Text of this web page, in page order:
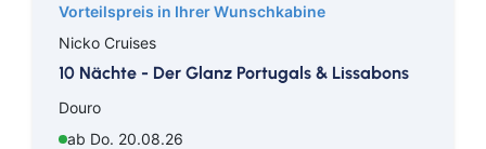
Hawaii
Kanaren
Karibik
HURTIGRUTEN
HX Expeditions
Mein Schiff - TUI Cruises
Vorteilspreis in Ihrer Wunschkabine
Nicko Cruises
10 Nächte - Der Glanz Portugals & Lissabons
Douro
ab Do. 20.08.26